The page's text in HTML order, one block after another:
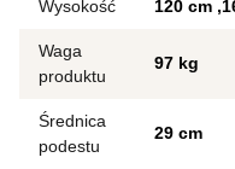
Wysokość 120 cm
Waga
produktu
97 kg
Średnica
podestu
29 cm